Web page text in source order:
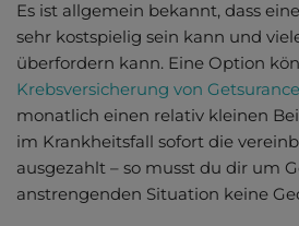
Es ist allgemein bekannt, dass
sehr kostspielig sein kann und
überfordern kann. Eine Option
Krebsversicherung von Getsurance
monatlich einen relativ kleinen
im Krankheitsfall sofort die
ausgezahlt – so musst du dir um
anstrengenden Situation keine